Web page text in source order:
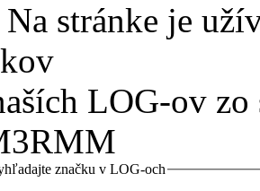
Na stránke je
LOG-ov
značku v LOG-och